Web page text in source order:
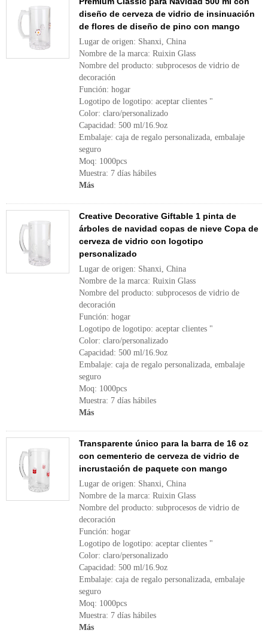
diseño de cerveza de vidrio de insinuación
de flores de diseño de pino con mango
Lugar de origen: Shanxi, China
Nombre de la marca: Ruixin Glass
Nombre del producto: subprocesos de vidrio de
decoración
Función: hogar
Logotipo de logotipo: aceptar clientes "
Color: claro/personalizado
Capacidad: 500 ml/16.9oz
Embalaje: caja de regalo personalizada, embalaje
seguro
Moq: 1000pcs
Muestra: 7 días hábiles
Más
Creative Decorative Giftable 1 pinta de
árboles de navidad copas de nieve Copa de
cerveza de vidrio con logotipo
personalizado
Lugar de origen: Shanxi, China
Nombre de la marca: Ruixin Glass
Nombre del producto: subprocesos de vidrio de
decoración
Función: hogar
Logotipo de logotipo: aceptar clientes "
Color: claro/personalizado
Capacidad: 500 ml/16.9oz
Embalaje: caja de regalo personalizada, embalaje
seguro
Moq: 1000pcs
Muestra: 7 días hábiles
Más
Transparente único para la barra de 16 oz
con cementerio de cerveza de vidrio de
incrustación de paquete con mango
Lugar de origen: Shanxi, China
Nombre de la marca: Ruixin Glass
Nombre del producto: subprocesos de vidrio de
decoración
Función: hogar
Logotipo de logotipo: aceptar clientes "
Color: claro/personalizado
Capacidad: 500 ml/16.9oz
Embalaje: caja de regalo personalizada, embalaje
seguro
Moq: 1000pcs
Muestra: 7 días hábiles
Más